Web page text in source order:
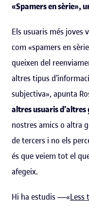
«Spamers en sèrie»,
Els usuaris més joves
com «spamers en
queixen del
altres tipus
subjectiva», apunta
altres usuaris d’altres
nostres amics o altra
de tercers i no els
és que veiem tot el
afegeix.
Hi ha estudis ―«Less